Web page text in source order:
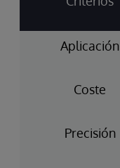
Aplicación
Coste
Precisión